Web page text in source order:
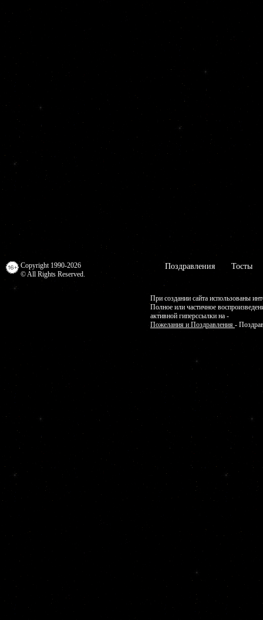
Copyright 1990-2026
© All Rights Reserved.
Поздравления Тосты
При создании сайта использованы
Полное или частичное
активной гиперссылки на -
Пожелания и Поздравления -